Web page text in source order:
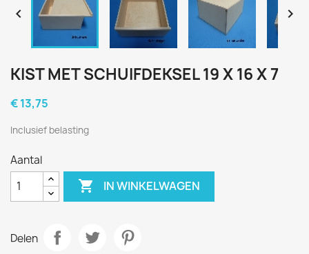
 
KIST MET SCHUIFDEKSEL 19 X 16 X 7
€ 13,75
Inclusief belasting
Aantal
 IN WINKELWAGEN
Delen